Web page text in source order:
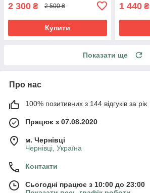
2 300 ₴ 2 500 ₴
Купити
1 440 ₴
Показати ще
Про нас
100% позитивних з 144 відгуків за рік
Працює з 07.08.2020
м. Чернівці
Чернівці, Україна
Контакти
Сьогодні працює з 10:00 до 23:00